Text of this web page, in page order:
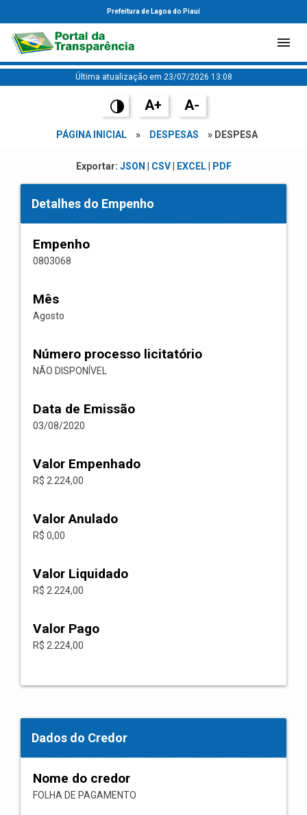
Prefeitura de Lagoa do Piauí
Última atualização em 23/07/2026 13:08
A+ A-
PÁGINA INICIAL » DESPESAS » DESPESA
Exportar: JSON CSV| EXCEL| PDF
Detalhes do Empenho
Empenho
0803068
Mês
Agosto
Número processo licitatório
NÃO DISPONÍVEL
Data de Emissão
03/08/2020
Valor Empenhado
R$ 2.224,00
Valor Anulado
R$ 0,00
Valor Liquidado
R$ 2.224,00
Valor Pago
R$ 2.224,00
Dados do Credor
Nome do credor
FOLHA DE PAGAMENTO